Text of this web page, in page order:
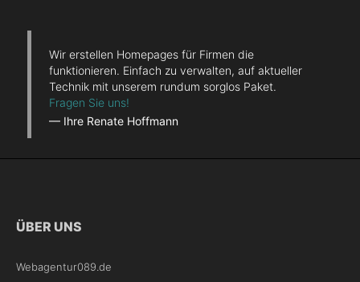
Wir erstellen Homepages für Firmen die
funktionieren. Einfach zu verwalten, auf aktueller
Technik mit unserem rundum sorglos Paket.
Fragen Sie uns!
— Ihre Renate Hoffmann
ÜBER UNS
Webagentur089.de